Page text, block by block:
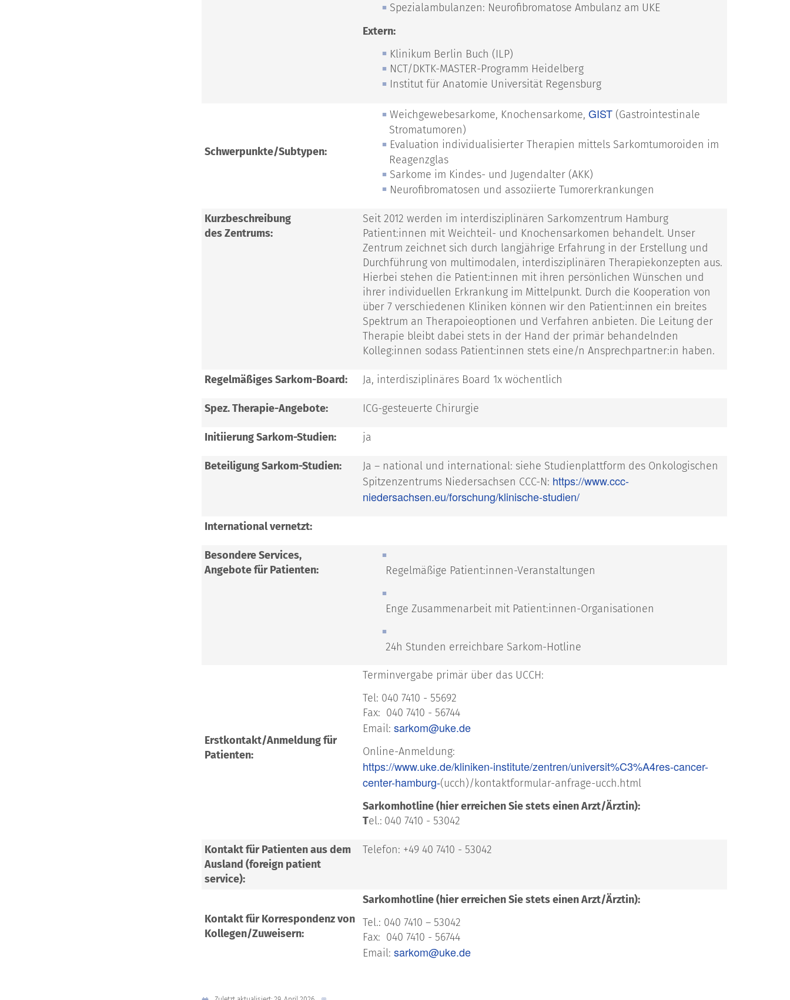
Spezialambulanzen: Neurofibromatose Ambulanz am UKE
Extern:
Klinikum Berlin Buch (ILP)
NCT/DKTK-MASTER-Programm Heidelberg
Institut für Anatomie Universität Regensburg
Schwerpunkte/Subtypen:
Weichgewebesarkome, Knochensarkome, GIST (Gastrointestinale
Stromatumoren)
Evaluation individualisierter Therapien mittels Sarkomtumoroiden im
Reagenzglas
Sarkome im Kindes- und Jugendalter (AKK)
Neurofibromatosen und assoziierte Tumorerkrankungen
Kurzbeschreibung
des Zentrums:
Seit 2012 werden im interdisziplinären Sarkomzentrum Hamburg
Patient:innen mit Weichteil- und Knochensarkomen behandelt. Unser
Zentrum zeichnet sich durch langjährige Erfahrung in der Erstellung und
Durchführung von multimodalen, interdisziplinären Therapiekonzepten aus.
Hierbei stehen die Patient:innen mit ihren persönlichen Wünschen und
ihrer individuellen Erkrankung im Mittelpunkt. Durch die Kooperation von
über 7 verschiedenen Kliniken können wir den Patient:innen ein breites
Spektrum an Therapoieoptionen und Verfahren anbieten. Die Leitung der
Therapie bleibt dabei stets in der Hand der primär behandelnden
Kolleg:innen sodass Patient:innen stets eine/n Ansprechpartner:in haben.
Regelmäßiges Sarkom-Board: Ja, interdisziplinäres Board 1x wöchentlich
Spez. Therapie-Angebote: ICG-gesteuerte Chirurgie
Initiierung Sarkom-Studien: ja
Beteiligung Sarkom-Studien:
Ja – national und international: siehe Studienplattform des Onkologischen
Spitzenzentrums Niedersachsen CCC-N: https://www.ccc-
niedersachsen.eu/forschung/klinische-studien/
International vernetzt:
Besondere Services,
Angebote für Patienten:
Regelmäßige Patient:innen-Veranstaltungen
Enge Zusammenarbeit mit Patient:innen-Organisationen
24h Stunden erreichbare Sarkom-Hotline
Erstkontakt/Anmeldung für
Patienten:
Terminvergabe primär über das UCCH:
Tel: 040 7410 - 55692
Fax: 040 7410 - 56744
Email: sarkom@uke.de
Online-Anmeldung:
https://www.uke.de/kliniken-institute/zentren/universit%C3%A4res-cancer-
center-hamburg-(ucch)/kontaktformular-anfrage-ucch.html
Sarkomhotline (hier erreichen Sie stets einen Arzt/Ärztin):
Tel.: 040 7410 - 53042
Kontakt für Patienten aus dem
Ausland (foreign patient
service):
Telefon: +49 40 7410 - 53042
Kontakt für Korrespondenz von
Kollegen/Zuweisern:
Sarkomhotline (hier erreichen Sie stets einen Arzt/Ärztin):
Tel.: 040 7410 – 53042
Fax: 040 7410 - 56744
Email: sarkom@uke.de